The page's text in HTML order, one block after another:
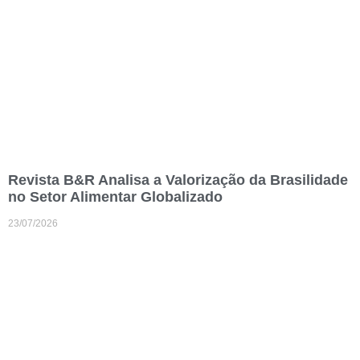
Revista B&R Analisa a Valorização da Brasilidade
no Setor Alimentar Globalizado
23/07/2026